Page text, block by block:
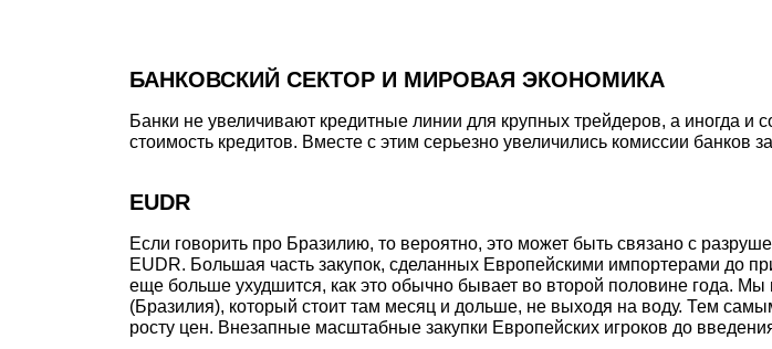
БАНКОВСКИЙ СЕКТОР И МИРОВАЯ ЭКОНОМИКА
Банки не увеличивают кредитные линии для крупных трейдеров, а иногда
стоимость кредитов. Вместе с этим серьезно увеличились комиссии банков
EUDR
Если говорить про Бразилию, то вероятно, это может быть связано с
EUDR. Большая часть закупок, сделанных Европейскими импортерами до
еще больше ухудшится, как это обычно бывает во второй половине года.
(Бразилия), который стоит там месяц и дольше, не выходя на воду. Тем
росту цен. Внезапные масштабные закупки Европейских игроков до